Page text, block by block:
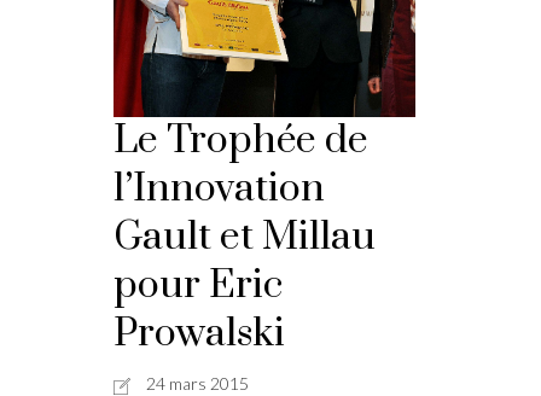
Le Trophée de
l’Innovation
Gault et Millau
pour Eric
Prowalski
24 mars 2015